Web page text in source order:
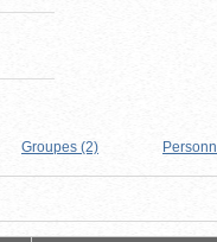
Groupes (2)